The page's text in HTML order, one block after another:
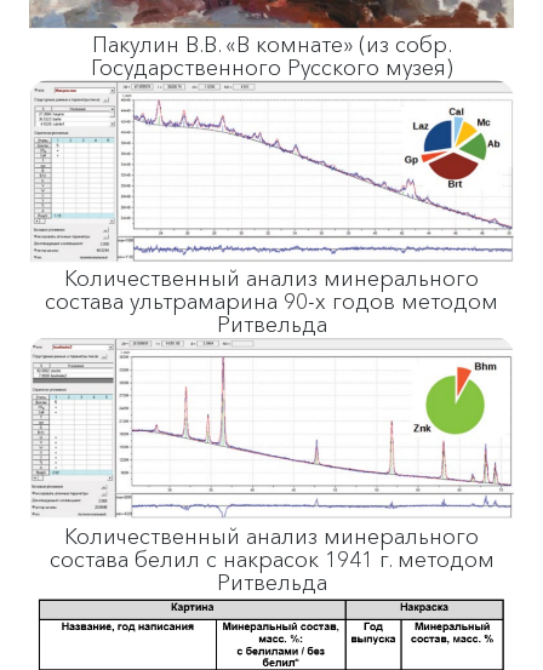
Пакулин В.В. «В комнате» (из собр.
Государственного Русского музея)
Количественный анализ минерального
состава ультрамарина 90-х годов методом
Ритвельда
Количественный анализ минерального
состава белил с накрасок 1941 г. методом
Ритвельда